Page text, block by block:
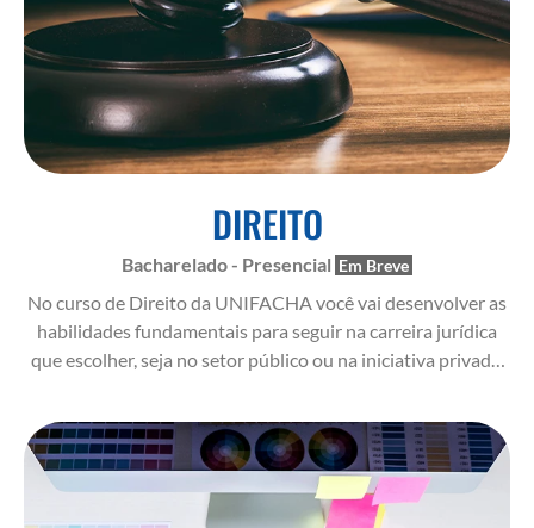
DIREITO
Bacharelado - Presencial
No curso de Direito da UNIFACHA você vai desenvolver as
habilidades fundamentais para seguir na carreira jurídica
que escolher, seja no setor público ou na iniciativa privada.
crítica da realidade.